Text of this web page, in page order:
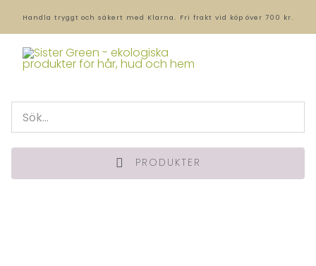
Handla tryggt och säkert med Klarna. Fri frakt vid köp över 700 kr.
PRODUKTER